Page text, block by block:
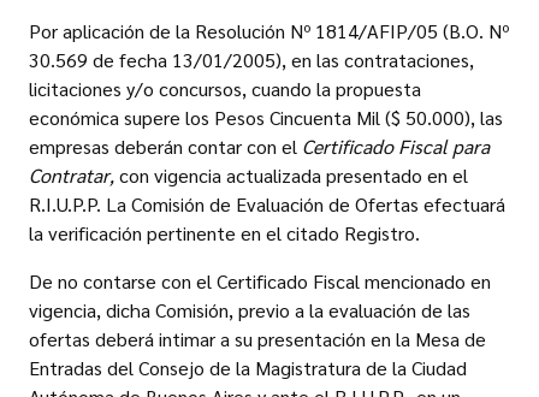
Por aplicación de la Resolución Nº 1814/AFIP/05 (B.O. Nº
30.569 de fecha 13/01/2005), en las contrataciones,
licitaciones y/o concursos, cuando la propuesta
económica supere los Pesos Cincuenta Mil ($ 50.000), las
empresas deberán contar con el Certificado Fiscal para
Contratar,con vigencia actualizada presentado en el
R.I.U.P.P. La Comisión de Evaluación de Ofertas efectuará
la verificación pertinente en el citado Registro.
De no contarse con el Certificado Fiscal mencionado en
vigencia, dicha Comisión, previo a la evaluación de las
ofertas deberá intimar a su presentación en la Mesa de
Entradas del Consejo de la Magistratura de la Ciudad